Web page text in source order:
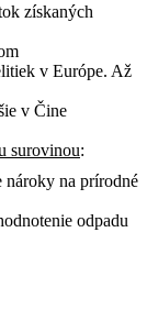
získaných
v Európe. Až
v Čine
surovinou:
nároky na prírodné
odpadu